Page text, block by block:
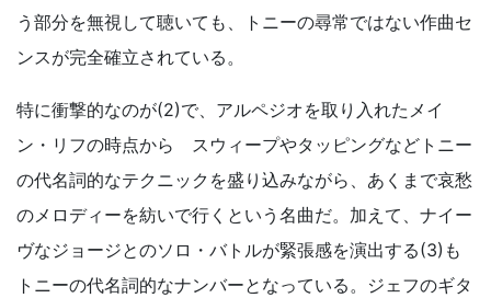
う部分を無視して聴いても、トニーの尋常ではない作曲セ
ンスが完全確立されている。
特に衝撃的なのが(2)で、アルペジオを取り入れたメイ
ン・リフの時点から スウィープやタッピングなどトニー
の代名詞的なテクニックを盛り込みながら、あくまで哀愁
のメロディーを紡いで行くという名曲だ。加えて、ナイー
ヴなジョージとのソロ・バトルが緊張感を演出する(3)も
トニーの代名詞的なナンバーとなっている。ジェフのギタ